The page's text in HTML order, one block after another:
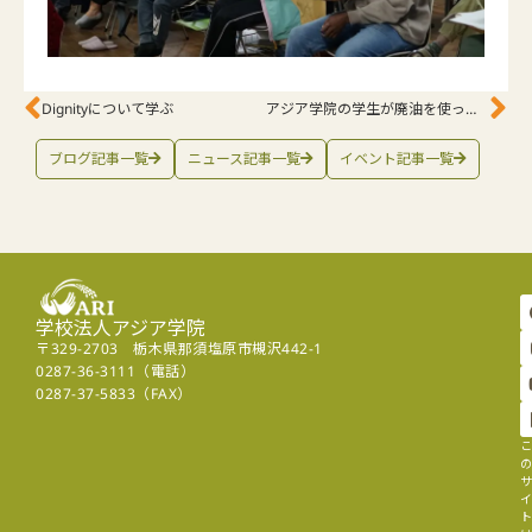
Dignityについて学ぶ アジア学院の学生が廃油を使った食器用石けん作りを学びました！
ブログ記事一覧 ニュース記事一覧 イベント記事一覧
学校法人アジア学院
〒329-2703 栃木県那須塩原市槻沢442-1
0287-36-3111（電話）
0287-37-5833（FAX）
こ
の
サ
イ
ト